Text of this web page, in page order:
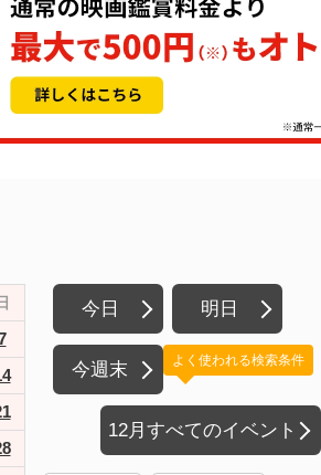
今日 明日
今週末
12月すべてのイベント
よく使われる検索条件